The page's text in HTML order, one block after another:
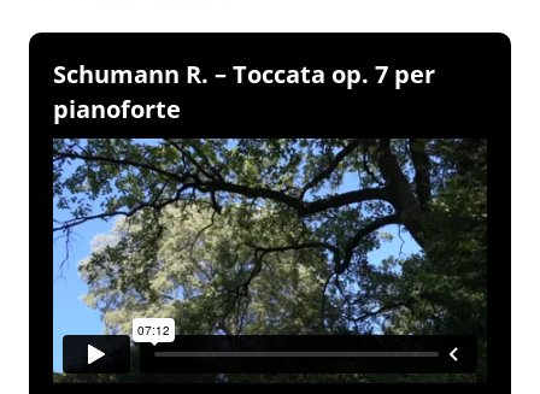
Schumann R. – Toccata op. 7 per
pianoforte